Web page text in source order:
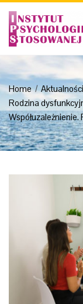
Home
Aktualności
Rodzina